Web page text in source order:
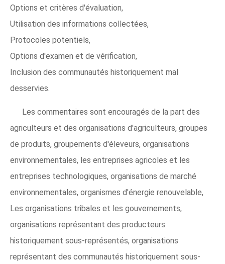
Options et critères d'évaluation,
Utilisation des informations collectées,
Protocoles potentiels,
Options d'examen et de vérification,
Inclusion des communautés historiquement mal
desservies.
Les commentaires sont encouragés de la part des
agriculteurs et des organisations d'agriculteurs, groupes
de produits, groupements d'éleveurs, organisations
environnementales, les entreprises agricoles et les
entreprises technologiques, organisations de marché
environnementales, organismes d'énergie renouvelable,
Les organisations tribales et les gouvernements,
organisations représentant des producteurs
historiquement sous-représentés, organisations
représentant des communautés historiquement sous-